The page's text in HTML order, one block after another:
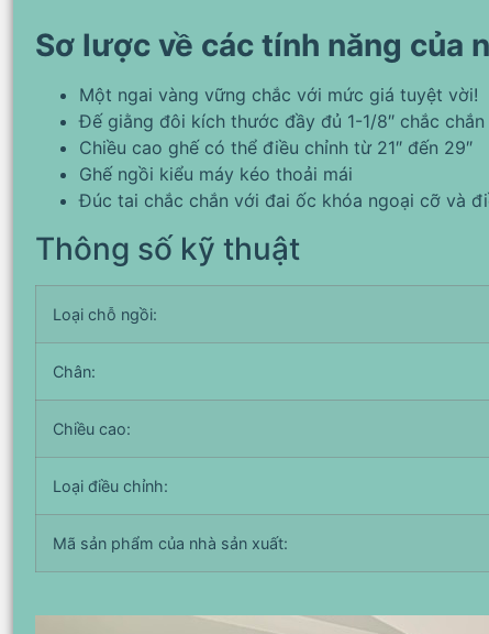
Sơ lược về các tính năng của
Một ngai vàng vững chắc với mức giá tuyệt vời!
Đế giằng đôi kích thước đầy đủ 1-1/8″ chắc chắn
Chiều cao ghế có thể điều chỉnh từ 21″ đến 29″
Ghế ngồi kiểu máy kéo thoải mái
Đúc tai chắc chắn với đai ốc khóa ngoại cỡ và
Thông số kỹ thuật
Loại chỗ ngồi:
Chân:
Chiều cao:
Loại điều chỉnh:
Mã sản phẩm của nhà sản xuất: